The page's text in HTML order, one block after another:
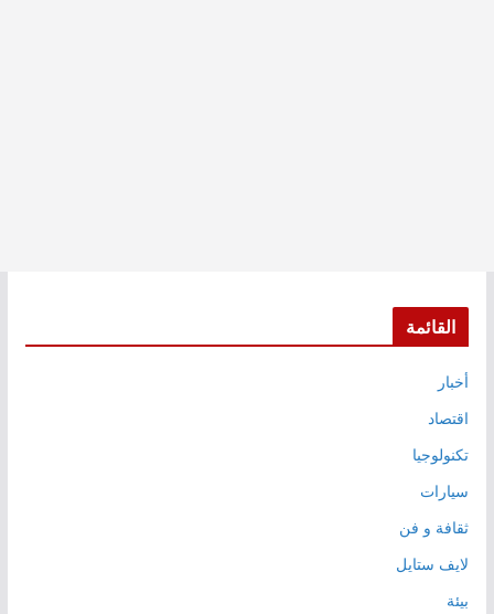
القائمة
أخبار
اقتصاد
تكنولوجيا
سيارات
ثقافة و فن
لايف ستايل
بيئة